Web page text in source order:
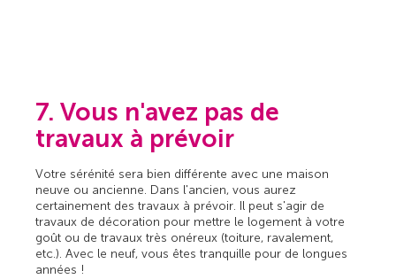
7. Vous n'avez pas de
travaux à prévoir
Votre sérénité sera bien différente avec une maison
neuve ou ancienne. Dans l'ancien, vous aurez
certainement des travaux à prévoir. Il peut s'agir de
travaux de décoration pour mettre le logement à votre
goût ou de travaux très onéreux (toiture, ravalement,
etc.). Avec le neuf, vous êtes tranquille pour de longues
années !